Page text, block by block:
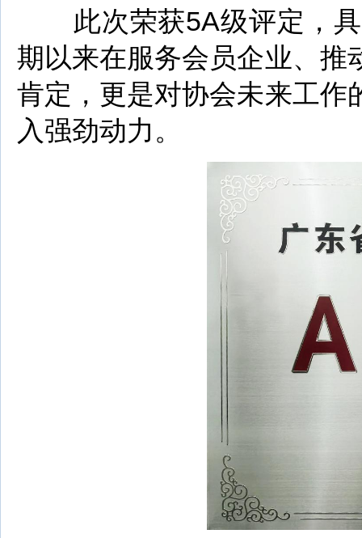
此次荣获5A级评定，具
期以来在服务会员企业、推
肯定，更是对协会未来工作
入强劲动力。